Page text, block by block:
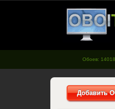
столаОбоев: 14018
Добавить